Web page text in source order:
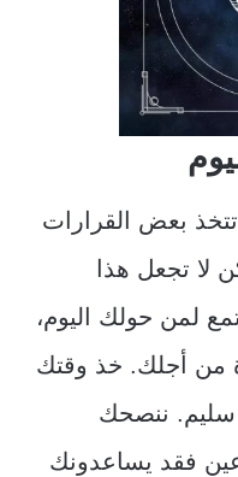
بعض القرارات
لا تجعل هذا
لمن حولك اليوم،
من أجلك. خذ وقتك
سليم. ننصحك
فقد يساعدونك